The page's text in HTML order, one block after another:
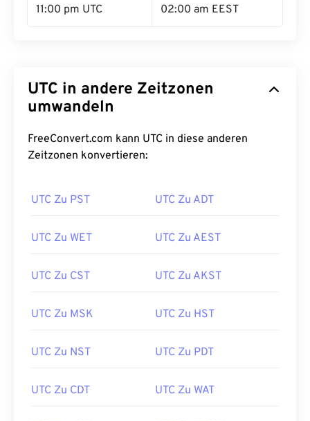
11:00 pm UTC 02:00 am EEST
UTC in andere Zeitzonen
umwandeln
FreeConvert.com kann UTC in diese anderen
Zeitzonen konvertieren:
UTC Zu PST UTC Zu ADT
UTC Zu WET UTC Zu AEST
UTC Zu CST UTC Zu AKST
UTC Zu MSK UTC Zu HST
UTC Zu NST UTC Zu PDT
UTC Zu CDT UTC Zu WAT